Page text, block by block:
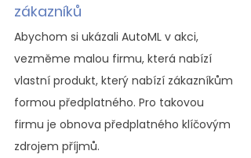
zákazníků
Abychom si ukázali AutoML v akci,
vezměme malou firmu, která nabízí
vlastní produkt, který nabízí zákazníkům
formou předplatného. Pro takovou
firmu je obnova předplatného klíčovým
zdrojem příjmů.